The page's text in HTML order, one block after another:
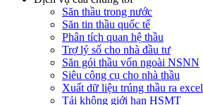
Săn thầu trong nước
Săn tin thầu quốc tế
Phân tích quan hệ thầu
Trợ lý số cho nhà đầu tư
Săn gói thầu vốn ngoài NSNN
Siêu công cụ cho nhà thầu
Xuất dữ liệu trúng thầu ra excel
Tải không giới hạn HSMT